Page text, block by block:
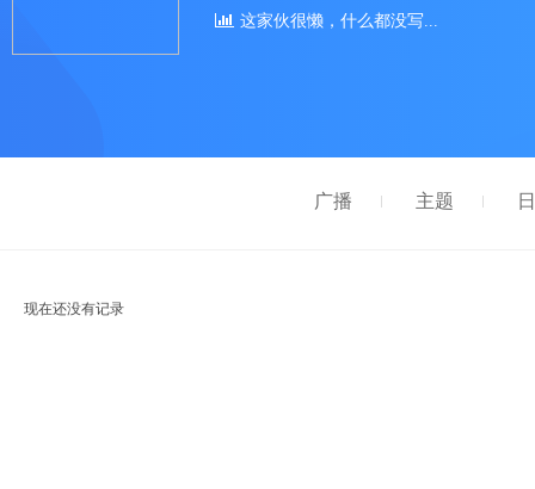
这家伙很懒，什么都没写...
广播 主题
现在还没有记录